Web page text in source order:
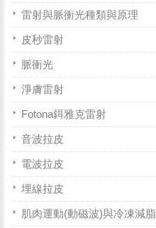
雷射與脈衝光種類與原理
皮秒雷射
脈衝光
淨膚雷射
Fotona鉺雅克雷射
音波拉皮
電波拉皮
埋線拉皮
肌肉運動(動磁波)與冷凍減脂